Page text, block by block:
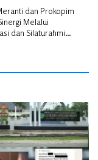
dan Prokopim
Melalui
dan Silaturahmi